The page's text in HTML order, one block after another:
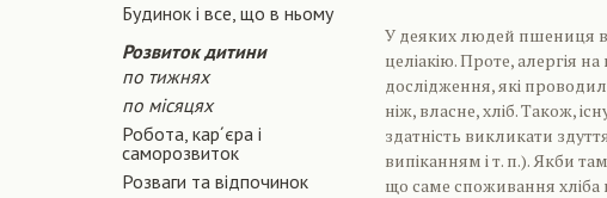
Будинок і все, що в ньому
Розвиток дитини
по тижнях
по місяцях
Робота, кар´єра і
саморозвиток
Розваги та відпочинок
У деяких людей пшениця
целіакію. Проте, алергія
дослідження, які
ніж, власне, хліб. Також,
здатність викликати
випіканням і т. п.). Якби
що саме споживання